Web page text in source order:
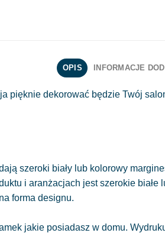
OPIS INFORMACJE
pięknie dekorować będzie Twój
szeroki biały lub kolorowy
i aranżacjach jest szerokie
forma designu.
jakie posiadasz w domu.